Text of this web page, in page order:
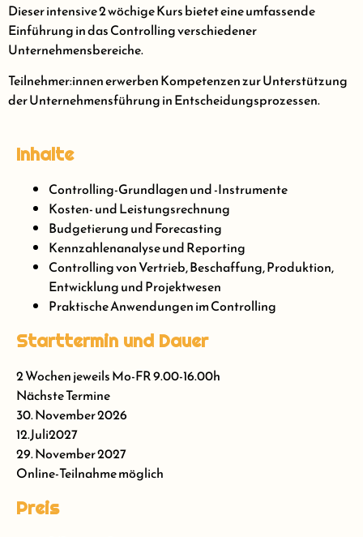
Dieser intensive 2 wöchige Kurs bietet eine umfassende
Einführung in das Controlling verschiedener
Unternehmensbereiche.
Teilnehmer:innen erwerben Kompetenzen zur Unterstützung
der Unternehmensführung in Entscheidungsprozessen.
Inhalte
Controlling-Grundlagen und -Instrumente
Kosten- und Leistungsrechnung
Budgetierung und Forecasting
Kennzahlenanalyse und Reporting
Controlling von Vertrieb, Beschaffung, Produktion,
Entwicklung und Projektwesen
Praktische Anwendungen im Controlling
Starttermin und Dauer
2 Wochen jeweils Mo-FR 9.00-16.00h
Nächste Termine
30. November 2026
12.Juli2027
29. November 2027
Online-Teilnahme möglich
Preis